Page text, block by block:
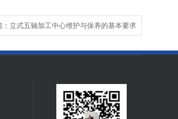
：立式五轴加工中心维护与保养的基本要求